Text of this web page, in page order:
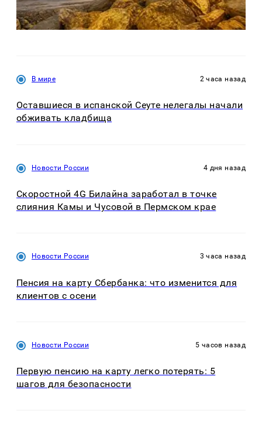
В мире 2 часа назад
Оставшиеся в испанской Сеуте нелегалы начали
обживать кладбища
Новости России 4 дня назад
Скоростной 4G Билайна заработал в точке
слияния Камы и Чусовой в Пермском крае
Новости России 3 часа назад
Пенсия на карту Сбербанка: что изменится для
клиентов с осени
Новости России 5 часов назад
Первую пенсию на карту легко потерять: 5
шагов для безопасности